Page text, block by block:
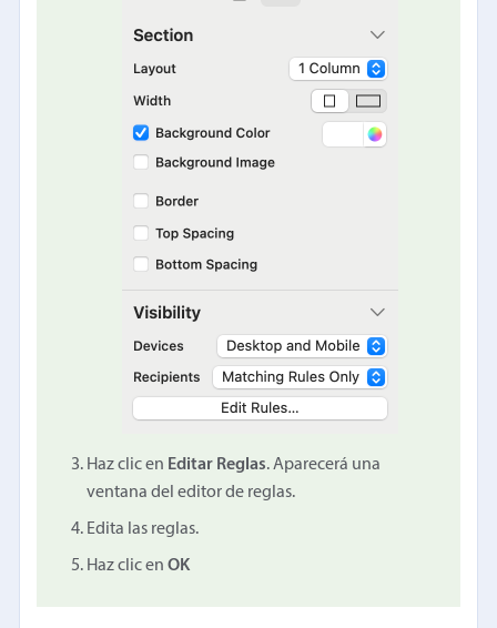
Haz clic en Editar Reglas. Aparecerá una
ventana del editor de reglas.
Edita las reglas.
Haz clic enOK